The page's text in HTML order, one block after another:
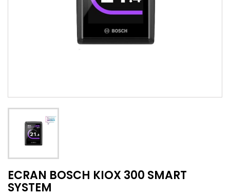
ECRAN BOSCH KIOX 300 SMART
SYSTEM